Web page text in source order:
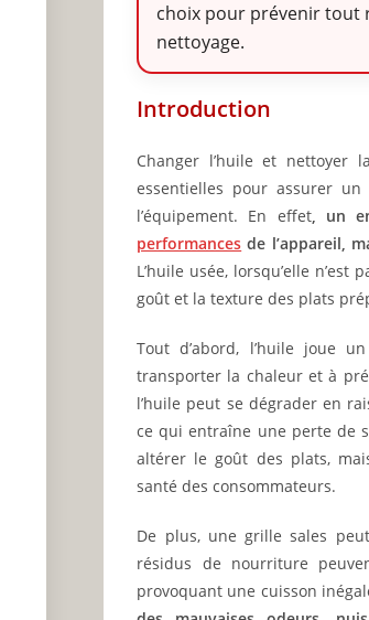
choix pour prévenir tout
nettoyage.
Introduction
Changer l’huile et nettoyer
essentielles pour assurer
l’équipement. En effet, un
performances de l’appareil,
L’huile usée, lorsqu’elle
goût et la texture des plats
Tout d’abord, l’huile joue
transporter la chaleur et à
l’huile peut se dégrader en
ce qui entraîne une perte de
altérer le goût des plats,
santé des consommateurs.
De plus, une grille sales
résidus de nourriture
provoquant une cuisson